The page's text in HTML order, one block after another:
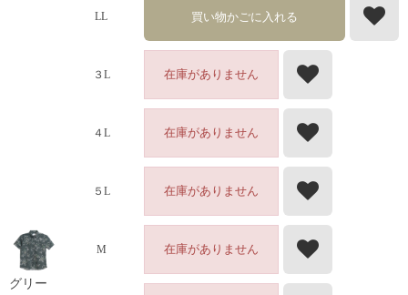
LL 買い物かごに入れる
３L 在庫がありません
４L 在庫がありません
５L 在庫がありません
グリー
M 在庫がありません